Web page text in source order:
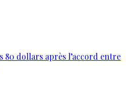
80 dollars après l’accord entre